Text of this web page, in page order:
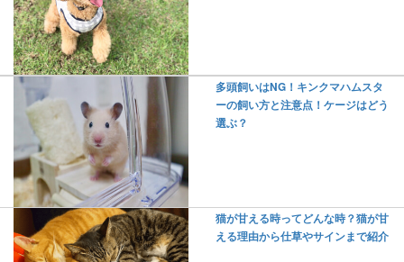
多頭飼いはNG！キンクマハムスタ
ーの飼い方と注意点！ケージはどう
選ぶ？
猫が甘える時ってどんな時？猫が甘
える理由から仕草やサインまで紹介